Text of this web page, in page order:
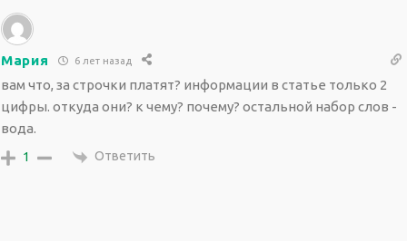
Мария 6 лет назад
вам что, за строчки платят? информации в статье только 2
цифры. откуда они? к чему? почему? остальной набор слов -
вода.
1 Ответить